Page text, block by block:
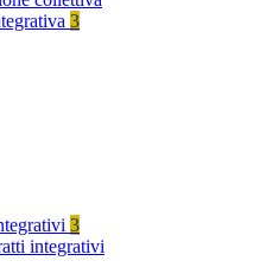
3
3
integrativi